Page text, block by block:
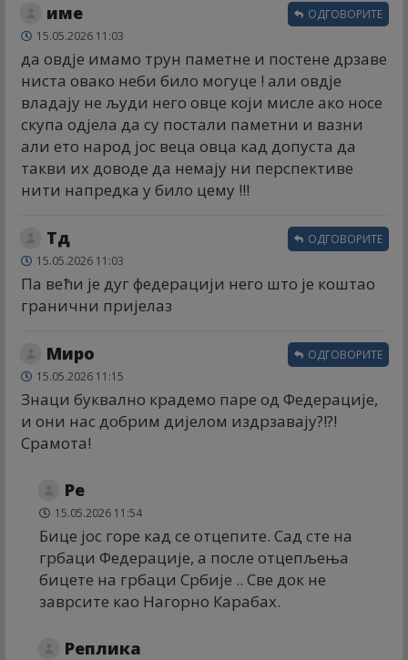
име
15.05.2026 11:03
да овдје имамо трун паметне и постене дрзаве
ниста овако неби било могуце ! али овдје
владају не људи него овце који мисле ако носе
скупа одјела да су постали паметни и вазни
али ето народ јос веца овца кад допуста да
такви их доводе да немају ни перспективе
нити напредка у било цему !!!
ОДГОВОРИТЕ
Тд
15.05.2026 11:03
Па већи је дуг федерацији него што је коштао
гранични пријелаз
ОДГОВОРИТЕ
Миро
15.05.2026 11:15
Знаци буквално крадемо паре од Федерације,
и они нас добрим дијелом издрзавају?!?!
Срамота!
ОДГОВОРИТЕ
Ре
15.05.2026 11:54
Бице јос горе кад се отцепите. Сад сте на
грбаци Федерације, а после отцепљења
бицете на грбаци Србије .. Све док не
заврсите као Нагорно Карабах.
Реплика